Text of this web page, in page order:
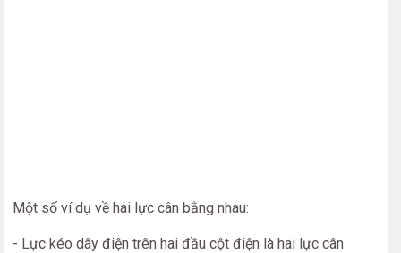
Một số ví dụ về hai lực cân bằng nhau:
- Lực kéo dây điện trên hai đầu cột điện là hai lực cân